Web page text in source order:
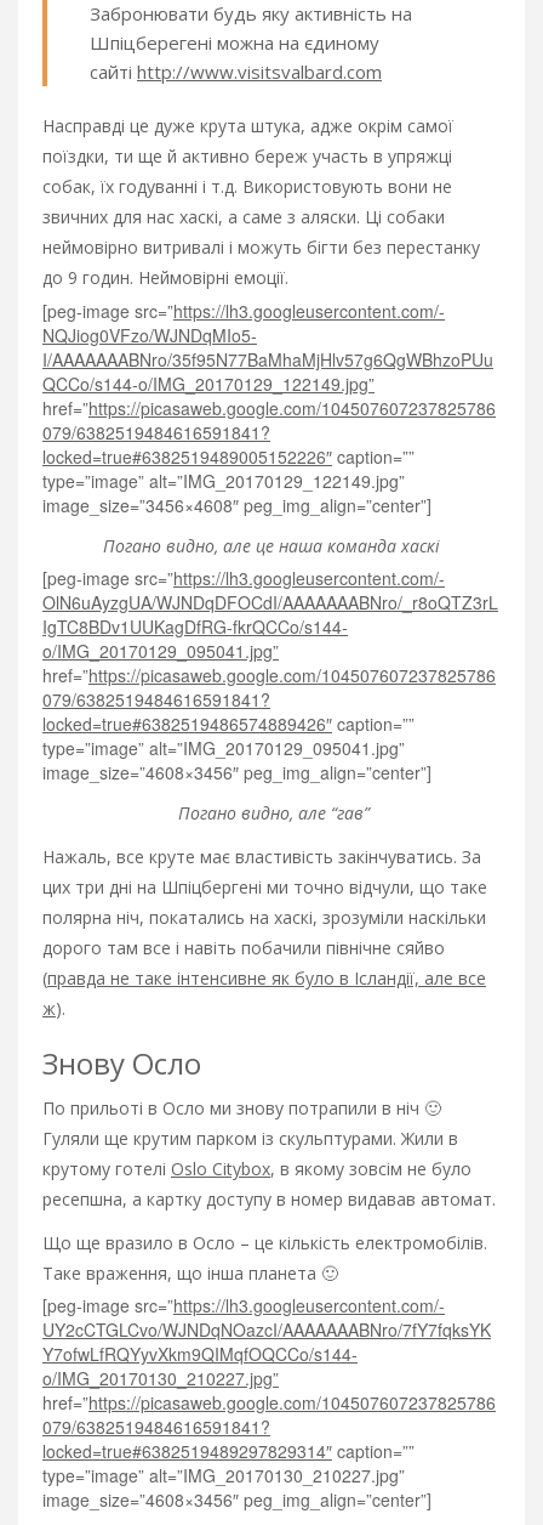
Забронювати будь яку активність на
Шпіцберегені можна на єдиному
сайті http://www.visitsvalbard.com
Насправді це дуже крута штука, адже окрім самої
поїздки, ти ще й активно береж участь в упряжці
собак, їх годуванні і т.д. Використовують вони не
звичних для нас хаскі, а саме з аляски. Ці собаки
неймовірно витривалі і можуть бігти без перестанку
до 9 годин. Неймовірні емоції.
[peg-image src=”https://lh3.googleusercontent.com/-
NQJiog0VFzo/WJNDqMIo5-
I/AAAAAAABNro/35f95N77BaMhaMjHlv57g6QgWBhzoPUu
QCCo/s144-o/IMG_20170129_122149.jpg”
href=”https://picasaweb.google.com/104507607237825786
079/6382519484616591841?
locked=true#6382519489005152226″ caption=””
type=”image” alt=”IMG_20170129_122149.jpg”
image_size=”3456×4608″ peg_img_align=”center”]
Погано видно, але це наша команда хаскі
[peg-image src=”https://lh3.googleusercontent.com/-
OlN6uAyzgUA/WJNDqDFOCdI/AAAAAAABNro/_r8oQTZ3rL
IgTC8BDv1UUKagDfRG-fkrQCCo/s144-
o/IMG_20170129_095041.jpg”
href=”https://picasaweb.google.com/104507607237825786
079/6382519484616591841?
locked=true#6382519486574889426″ caption=””
type=”image” alt=”IMG_20170129_095041.jpg”
image_size=”4608×3456″ peg_img_align=”center”]
Погано видно, але “гав”
Нажаль, все круте має властивість закінчуватись. За
цих три дні на Шпіцбергені ми точно відчули, що таке
полярна ніч, покатались на хаскі, зрозуміли наскільки
дорого там все і навіть побачили північне сяйво
(правда не таке інтенсивне як було в Ісландії, але все
ж).
Знову Осло
По прильоті в Осло ми знову потрапили в ніч 🙂
Гуляли ще крутим парком із скульптурами. Жили в
крутому готелі Oslo Citybox, в якому зовсім не було
ресепшна, а картку доступу в номер видавав автомат.
Що ще вразило в Осло – це кількість електромобілів.
Таке враження, що інша планета 🙂
[peg-image src=”https://lh3.googleusercontent.com/-
UY2cCTGLCvo/WJNDqNOazcI/AAAAAAABNro/7fY7fqksYK
Y7ofwLfRQYyvXkm9QIMqfOQCCo/s144-
o/IMG_20170130_210227.jpg”
href=”https://picasaweb.google.com/104507607237825786
079/6382519484616591841?
locked=true#6382519489297829314″ caption=””
type=”image” alt=”IMG_20170130_210227.jpg”
image_size=”4608×3456″ peg_img_align=”center”]